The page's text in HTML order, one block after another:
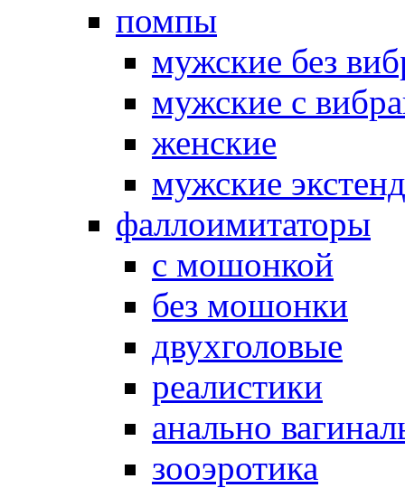
помпы
мужские без
мужские с
женские
мужские
фаллоимитаторы
с мошонкой
без мошонки
двухголовые
реалистики
анально
зооэротика